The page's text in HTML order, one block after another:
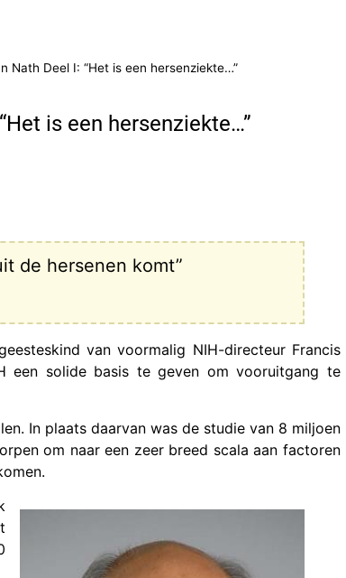
Nath Deel I: “Het is een hersenziekte…”
is een hersenziekte…”
de hersenen komt”
van voormalig NIH-directeur Francis
een solide basis te geven om vooruitgang te
In plaats daarvan was de studie van 8 miljoen
om naar een zeer breed scala aan factoren